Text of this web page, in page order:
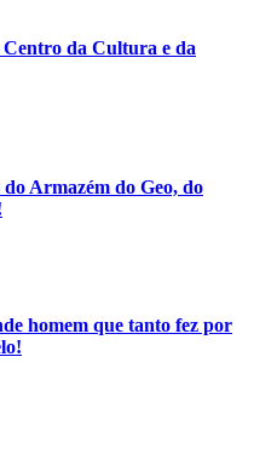
Centro da Cultura e da
Armazém do Geo, do
homem que tanto fez por